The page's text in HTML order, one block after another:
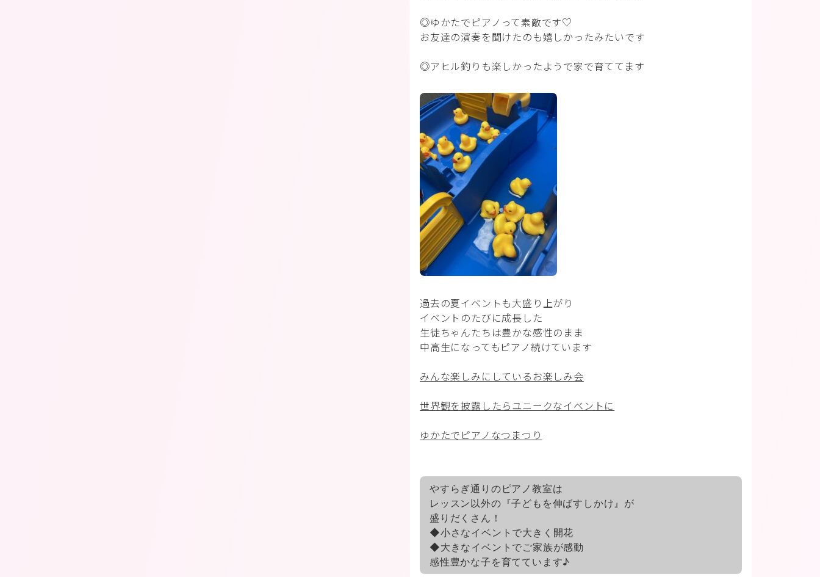
◎ゆかたでピアノって素敵です♡
お友達の演奏を聞けたのも嬉しかったみたいです
◎アヒル釣りも楽しかったようで家で育ててます
過去の夏イベントも大盛り上がり
イベントのたびに成長した
生徒ちゃんたちは豊かな感性のまま
中高生になってもピアノ続けています
みんな楽しみにしているお楽しみ会
世界観を披露したらユニークなイベントに
ゆかたでピアノなつまつり
やすらぎ通りのピアノ教室は
レッスン以外の『子どもを伸ばすしかけ』が
盛りだくさん！
◆小さなイベントで大きく開花
◆大きなイベントでご家族が感動
感性豊かな子を育てています♪